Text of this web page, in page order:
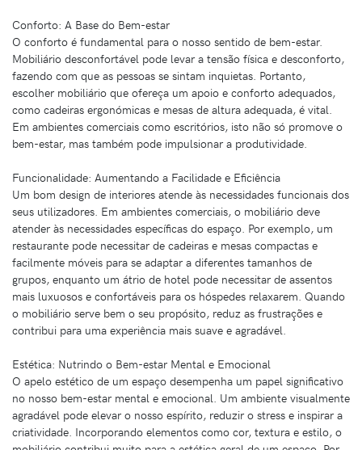
Conforto: A Base do Bem-estar
O conforto é fundamental para o nosso sentido de bem-estar.
Mobiliário desconfortável pode levar a tensão física e desconforto,
fazendo com que as pessoas se sintam inquietas. Portanto,
escolher mobiliário que ofereça um apoio e conforto adequados,
como cadeiras ergonómicas e mesas de altura adequada, é vital.
Em ambientes comerciais como escritórios, isto não só promove o
bem-estar, mas também pode impulsionar a produtividade.
Funcionalidade: Aumentando a Facilidade e Eficiência
Um bom design de interiores atende às necessidades funcionais dos
seus utilizadores. Em ambientes comerciais, o mobiliário deve
atender às necessidades específicas do espaço. Por exemplo, um
restaurante pode necessitar de cadeiras e mesas compactas e
facilmente móveis para se adaptar a diferentes tamanhos de
grupos, enquanto um átrio de hotel pode necessitar de assentos
mais luxuosos e confortáveis para os hóspedes relaxarem. Quando
o mobiliário serve bem o seu propósito, reduz as frustrações e
contribui para uma experiência mais suave e agradável.
Estética: Nutrindo o Bem-estar Mental e Emocional
O apelo estético de um espaço desempenha um papel significativo
no nosso bem-estar mental e emocional. Um ambiente visualmente
agradável pode elevar o nosso espírito, reduzir o stress e inspirar a
criatividade. Incorporando elementos como cor, textura e estilo, o